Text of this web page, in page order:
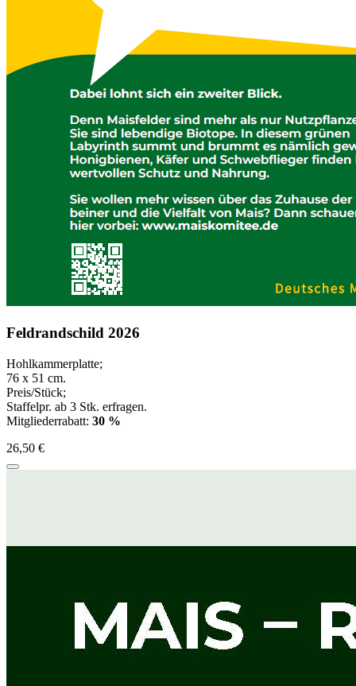
Feldrandschild 2026
Hohlkammerplatte;
76 x 51 cm.
Preis/Stück;
Staffelpr. ab 3 Stk. erfragen.
Mitgliederrabatt: 30 %
26,50 €